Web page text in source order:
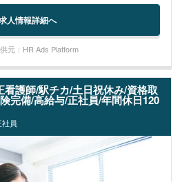
人情報詳細へ
元：HR Ads Platform
護師/駅チカ/土日祝休み/資格取
完備/高給与/正社員/年間休日120
員